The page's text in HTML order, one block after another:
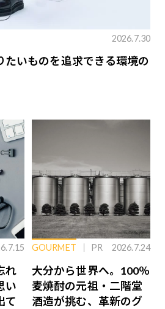
2026.7.30
たいものを追求できる環境の
れ
い
て
GOURMET PR 2026.7.24
大分から世界へ。100％
麦焼酎の元祖・二階堂
酒造が挑む、革新のグ